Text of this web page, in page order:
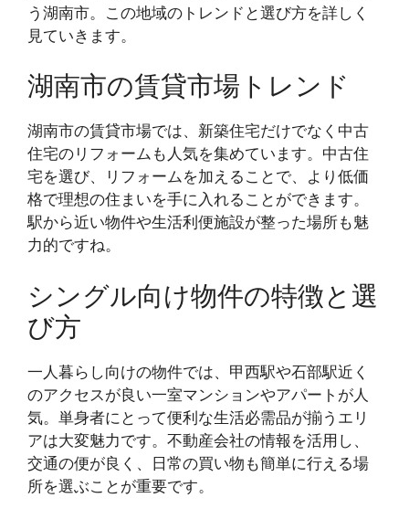
う湖南市。この地域のトレンドと選び方を詳しく
見ていきます。
湖南市の賃貸市場トレンド
湖南市の賃貸市場では、新築住宅だけでなく中古
住宅のリフォームも人気を集めています。中古住
宅を選び、リフォームを加えることで、より低価
格で理想の住まいを手に入れることができます。
駅から近い物件や生活利便施設が整った場所も魅
力的ですね。
シングル向け物件の特徴と選
び方
一人暮らし向けの物件では、甲西駅や石部駅近く
のアクセスが良い一室マンションやアパートが人
気。単身者にとって便利な生活必需品が揃うエリ
アは大変魅力です。不動産会社の情報を活用し、
交通の便が良く、日常の買い物も簡単に行える場
所を選ぶことが重要です。